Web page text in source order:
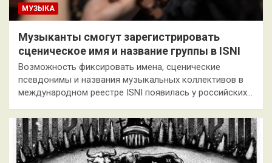
МУЗЫКА
Музыканты смогут зарегистрировать
сценическое имя и название группы в ISNI
Возможность фиксировать имена, сценические
псевдонимы и названия музыкальных коллективов в
международном реестре ISNI появилась у российских…